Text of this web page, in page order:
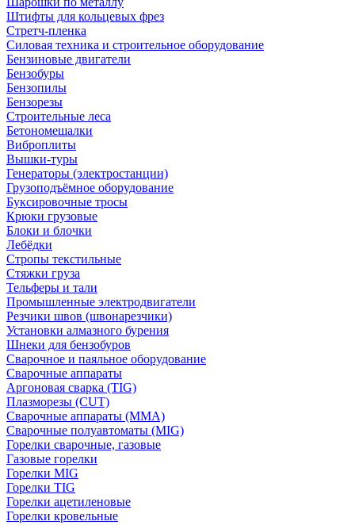
Штифты для кольцевых фрез
Стретч-пленка
Силовая техника и строительное оборудование
Бензиновые двигатели
Бензобуры
Бензопилы
Бензорезы
Строительные леса
Бетономешалки
Виброплиты
Вышки-туры
Генераторы (электростанции)
Грузоподъёмное оборудование
Буксировочные тросы
Крюки грузовые
Блоки и блочки
Лебёдки
Стропы текстильные
Стяжки груза
Тельферы и тали
Промышленные электродвигатели
Резчики швов (швонарезчики)
Установки алмазного бурения
Шнеки для бензобуров
Сварочное и паяльное оборудование
Сварочные аппараты
Аргоновая сварка (TIG)
Плазморезы (CUT)
Сварочные аппараты (MMA)
Сварочные полуавтоматы (MIG)
Горелки сварочные, газовые
Газовые горелки
Горелки MIG
Горелки TIG
Горелки ацетиленовые
Горелки кровельные